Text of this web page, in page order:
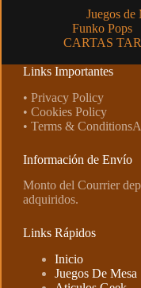
Juegos de
Funko Pops
CARTAS
Links Importantes
• Privacy Policy
• Cookies Policy
• Terms &
Información de Envío
Monto del Courrier
adquiridos.
Links Rápidos
Inicio
Juegos De Mesa